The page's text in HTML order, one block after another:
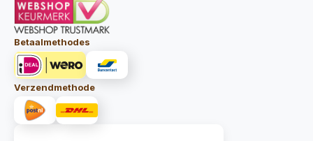
Betaalmethodes
Verzendmethode